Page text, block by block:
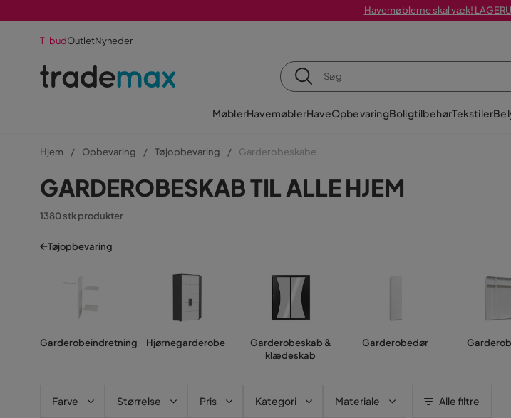
Havemøblerne skal væk!
TilbudOutletNyheder
MøblerHavemøblerHaveOpbevaringBoligtilbehørTekstiler
Hjem Opbevaring Tøjopbevaring Garderobeskabe
GARDEROBESKAB TIL ALLE HJEM
1380 stk produkter
Tøjopbevaring
Garderobeindretning Hjørnegarderobe
Garderobeskab &
klædeskab
Garderobedør
Farve Størrelse Pris Kategori Materiale Alle filtre